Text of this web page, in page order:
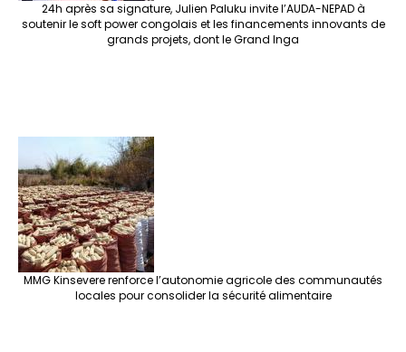
24h après sa signature, Julien Paluku invite l’AUDA-NEPAD à
soutenir le soft power congolais et les financements innovants de
grands projets, dont le Grand Inga
MMG Kinsevere renforce l’autonomie agricole des communautés
locales pour consolider la sécurité alimentaire